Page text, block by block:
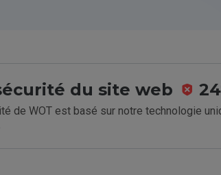
du site web
de WOT est basé sur notre technologie